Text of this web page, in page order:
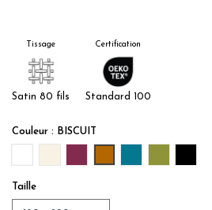
Tissage
Satin 80 fils
Certification
Standard 100
Couleur : BISCUIT
Taille